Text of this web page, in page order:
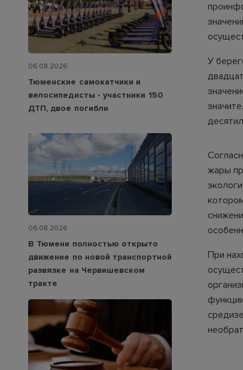
У
жары
При
06.08.2026
Тюменские самокатчики и
велосипедисты - участники 150
ДТП, двое погибли
06.08.2026
В Тюмени полностью открыто
движение по новой транспортной
развязке на Червишевском
тракте